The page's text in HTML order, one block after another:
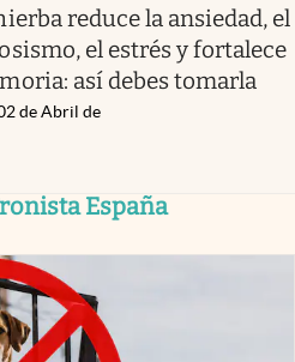
reduce la ansiedad, el
el estrés y fortalece
así debes tomarla
de Abril de
España